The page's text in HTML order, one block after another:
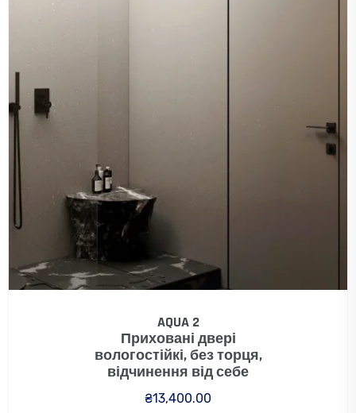
AQUA 2
Приховані двері
вологостійкі, без торця,
відчинення від себе
₴13,400.00